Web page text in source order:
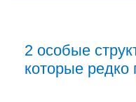
2 особые
которые редко